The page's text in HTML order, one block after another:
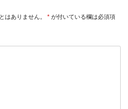
はありません。 * が付いている欄は必須項